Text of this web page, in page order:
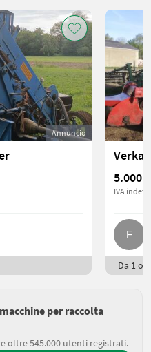
Annuncio
5.000 €
IVA
Da 1
per raccolta
oltre 545.000 utenti registrati.